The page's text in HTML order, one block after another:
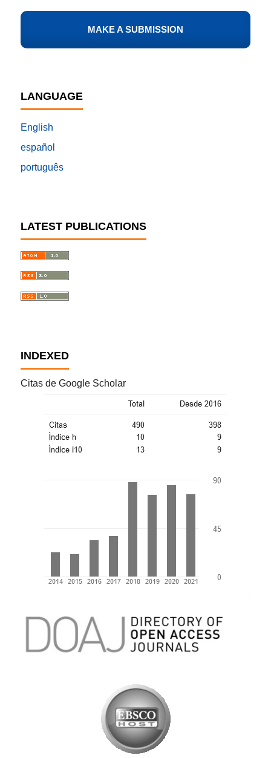
MAKE A SUBMISSION
LANGUAGE
English
español
português
LATEST PUBLICATIONS
INDEXED
Citas de Google Scholar